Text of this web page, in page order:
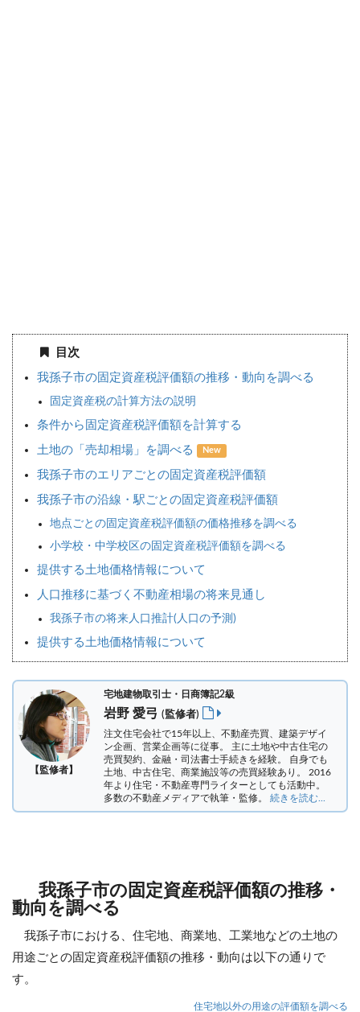
目次
我孫子市の固定資産税評価額の推移・動向を調べる
固定資産税の計算方法の説明
条件から固定資産税評価額を計算する
土地の「売却相場」を調べる New
我孫子市のエリアごとの固定資産税評価額
我孫子市の沿線・駅ごとの固定資産税評価額
地点ごとの固定資産税評価額の価格推移を調べる
小学校・中学校区の固定資産税評価額を調べる
提供する土地価格情報について
人口推移に基づく不動産相場の将来見通し
我孫子市の将来人口推計(人口の予測)
提供する土地価格情報について
【監修者】
宅地建物取引士・日商簿記2級
岩野 愛弓 (監修者)
注文住宅会社で15年以上、不動産売買、建築デザイ
ン企画、営業企画等に従事。 主に土地や中古住宅の
売買契約、金融・司法書士手続きを経験。 自身でも
土地、中古住宅、商業施設等の売買経験あり。 2016
年より住宅・不動産専門ライターとしても活動中。
多数の不動産メディアで執筆・監修。 続きを読む...
我孫子市の固定資産税評価額の推移・
動向を調べる
我孫子市における、住宅地、商業地、工業地などの土地の
用途ごとの固定資産税評価額の推移・動向は以下の通りで
す。
住宅地以外の用途の評価額を調べる